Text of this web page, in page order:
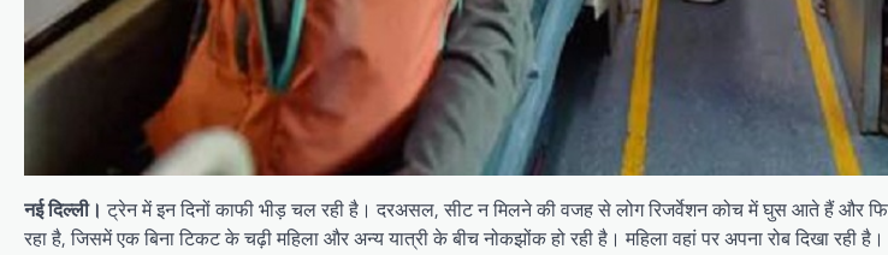
नई दिल्ली। ट्रेन में इन दिनों काफी भीड़ चल रही है। दरअसल, सीट न मिलने की वजह से लोग रिजर्वेशन कोच में घुस आते हैं और फिर
रहा है, जिसमें एक बिना टिकट के चढ़ी महिला और अन्य यात्री के बीच नोकझोंक हो रही है। महिला वहां पर अपना रोब दिखा रही है।